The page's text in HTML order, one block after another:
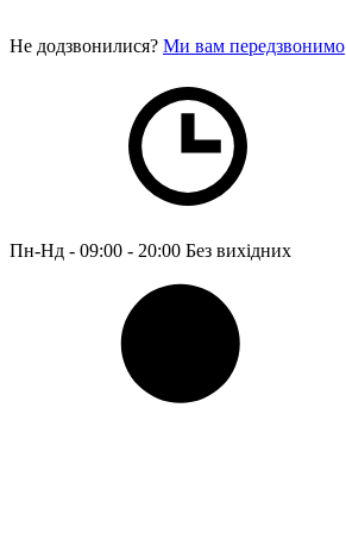
Не додзвонилися? Ми вам передзвонимо
Пн-Нд - 09:00 - 20:00 Без вихідних